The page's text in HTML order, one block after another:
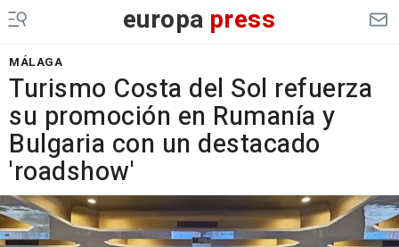
europa press
MÁLAGA
Turismo Costa del Sol refuerza
su promoción en Rumanía y
Bulgaria con un destacado
'roadshow'